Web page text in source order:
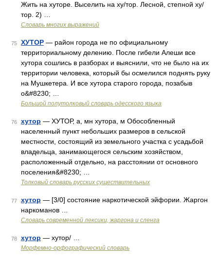
Жить на хуторе. Выселить на ху/тор. Лесной, степной ху/
тор. 2) …
Словарь многих выражений
75 ХУТОР — район города не по официальному
территориальному делению. После гибели Алеши все
хутора сошлись в разборах и выяснили, что не было на их
территории человека, который бы осмелился поднять руку
на Мушкетера. И все хутора старого города, позабыв
о&#8230; …
Большой полутолковый словарь одесского языка
76 хутор — ХУТОР, а, мн хутора, м Обособленный
населенный пункт небольших размеров в сельской
местности, состоящий из земельного участка с усадьбой
владельца, занимающегося сельским хозяйством,
расположенный отдельно, на расстоянии от основного
поселения&#8230; …
Толковый словарь русских существительных
77 хутор — [3/0] состояние наркотической эйфории. Жаргон
наркоманов …
Cловарь современной лексики, жаргона и сленга
78 хутор — хутор/ …
Морфемно-орфографический словарь